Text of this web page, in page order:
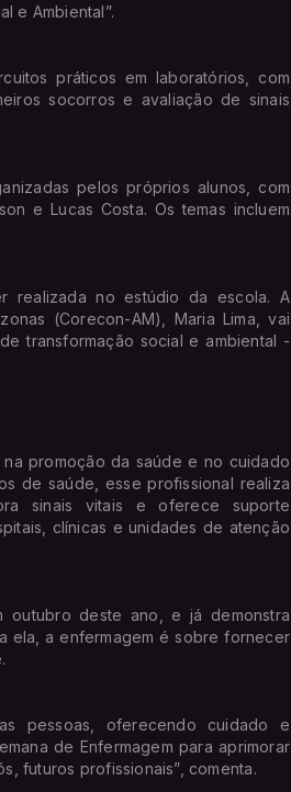
e Ambiental”.
práticos em laboratórios, com
socorros e avaliação de sinais
pelos próprios alunos, com
e Lucas Costa. Os temas incluem
realizada no estúdio da escola. A
(Corecon-AM), Maria Lima, vai
transformação social e ambiental -
promoção da saúde e no cuidado
de saúde, esse profissional realiza
sinais vitais e oferece suporte
clínicas e unidades de atenção
outubro deste ano, e já demonstra
ela, a enfermagem é sobre fornecer
pessoas, oferecendo cuidado e
de Enfermagem para aprimorar
futuros profissionais”, comenta.